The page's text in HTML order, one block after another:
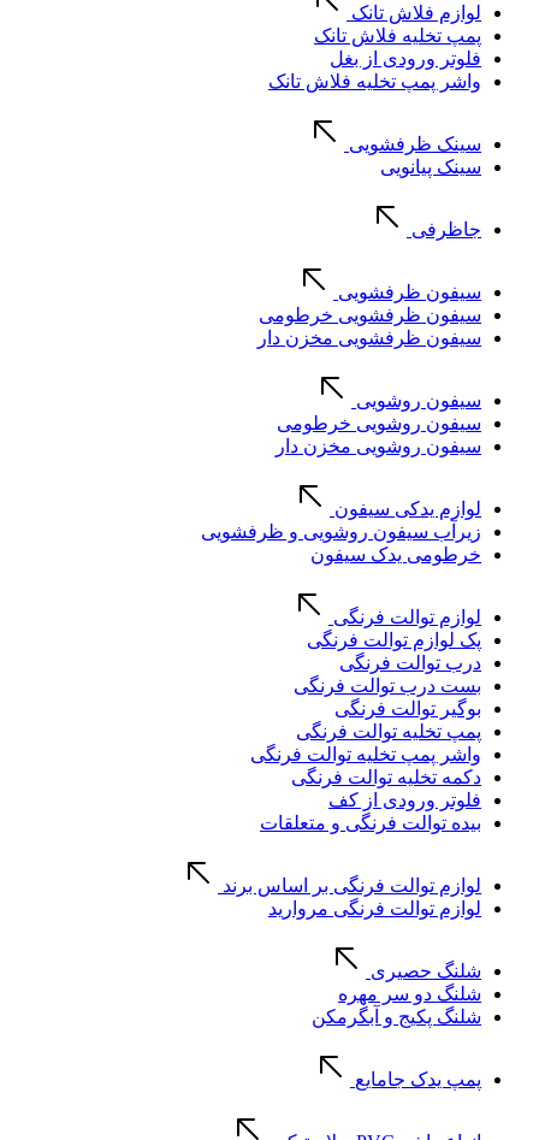
لوازم فلاش تانک
پمپ تخلیه فلاش تانک
فلوتر ورودی از بغل
واشر پمپ تخلیه فلاش تانک
سینک ظرفشویی
سینک پیانویی
جاظرفی
سیفون ظرفشویی
سیفون ظرفشویی خرطومی
سیفون ظرفشویی مخزن دار
سیفون روشویی
سیفون روشویی خرطومی
سیفون روشویی مخزن دار
لوازم یدکی سیفون
زیرآب سیفون روشویی و ظرفشویی
خرطومی یدک سیفون
لوازم توالت فرنگی
پک لوازم توالت فرنگی
درب توالت فرنگی
بست درب توالت فرنگی
بوگیر توالت فرنگی
پمپ تخلیه توالت فرنگی
واشر پمپ تخلیه توالت فرنگی
دکمه تخلیه توالت فرنگی
فلوتر ورودی از کف
بیده توالت فرنگی و متعلقات
لوازم توالت فرنگی بر اساس برند
لوازم توالت فرنگی مروارید
شلنگ حصیری
شلنگ دو سر مهره
شلنگ پکیج و آبگرمکن
پمپ یدک جامایع